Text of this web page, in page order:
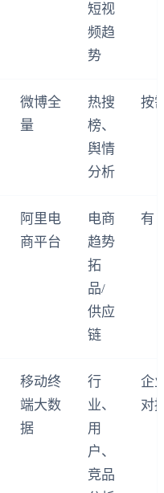
短视
频趋
势
微博全
量
热搜
榜、
舆情
分析
按
阿里电
商平台
电商
趋势
拓
品/
供应
链
有
移动终
端大数
据
行
业、
用
户、
竞品
企
对